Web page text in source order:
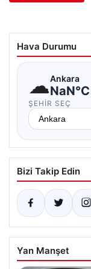
Hava Durumu
☁Ankara
NaN°C
ŞEHIR SEÇ
Bizi Takip Edin
Yan Manşet